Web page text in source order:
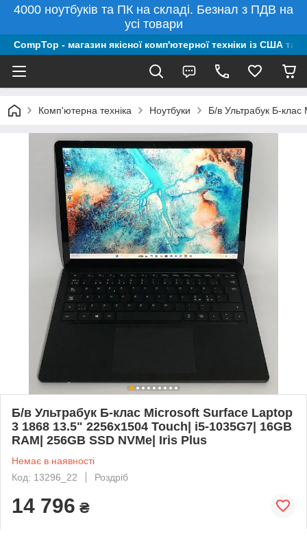
4000 ноутбуків та ПК на складі. Безнал з ПДВ на
усі товари
CompTop - магазин якісної комп'ютерної техніки із США та
Комп'ютерна техніка Ноутбуки Б/в Ультрабук Б-
Б/в Ультрабук Б-клас Microsoft Surface Laptop
3 1868 13.5" 2256x1504 Touch| i5-1035G7| 16GB
RAM| 256GB SSD NVMe| Iris Plus
Немає в наявності
Код: 13296_22
Роздріб
14 796 ₴